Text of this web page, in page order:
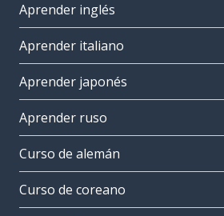
Aprender inglés
Aprender italiano
Aprender japonés
Aprender ruso
Curso de alemán
Curso de coreano